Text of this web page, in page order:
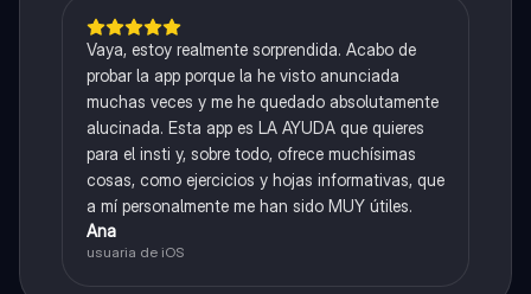
Vaya, estoy realmente sorprendida. Acabo de
probar la app porque la he visto anunciada
muchas veces y me he quedado absolutamente
alucinada. Esta app es LA AYUDA que quieres
para el insti y, sobre todo, ofrece muchísimas
cosas, como ejercicios y hojas informativas, que
a mí personalmente me han sido MUY útiles.
Ana
usuaria de iOS